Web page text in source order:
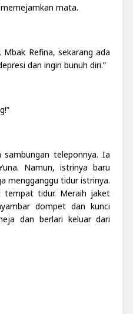
memejamkan mata.
Refina, sekarang ada
dan ingin bunuh diri.”
sambungan teleponnya. Ia
Namun, istrinya baru
mengganggu tidur istrinya.
tempat tidur. Meraih jaket
dompet dan kunci
dan berlari keluar dari